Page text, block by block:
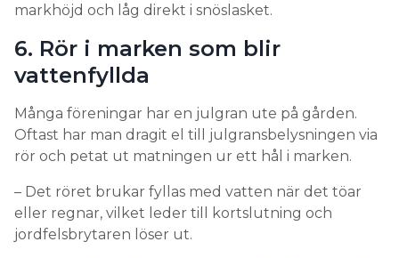
markhöjd och låg direkt i snöslasket.
6. Rör i marken som blir
vattenfyllda
Många föreningar har en julgran ute på gården.
Oftast har man dragit el till julgransbelysningen via
rör och petat ut matningen ur ett hål i marken.
– Det röret brukar fyllas med vatten när det töar
eller regnar, vilket leder till kortslutning och
jordfelsbrytaren löser ut.